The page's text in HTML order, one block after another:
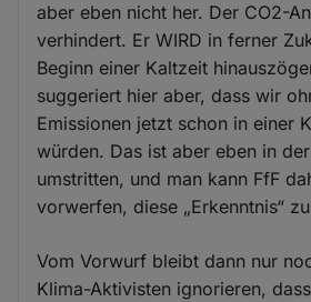
aber eben nicht her. Der CO2-
verhindert. Er WIRD in ferner
Beginn einer Kaltzeit
suggeriert hier aber, dass wir
Emissionen jetzt schon in einer
würden. Das ist aber eben in
umstritten, und man kann FfF
vorwerfen, diese „Erkenntnis“
Vom Vorwurf bleibt dann nur
Klima-Aktivisten ignorieren,